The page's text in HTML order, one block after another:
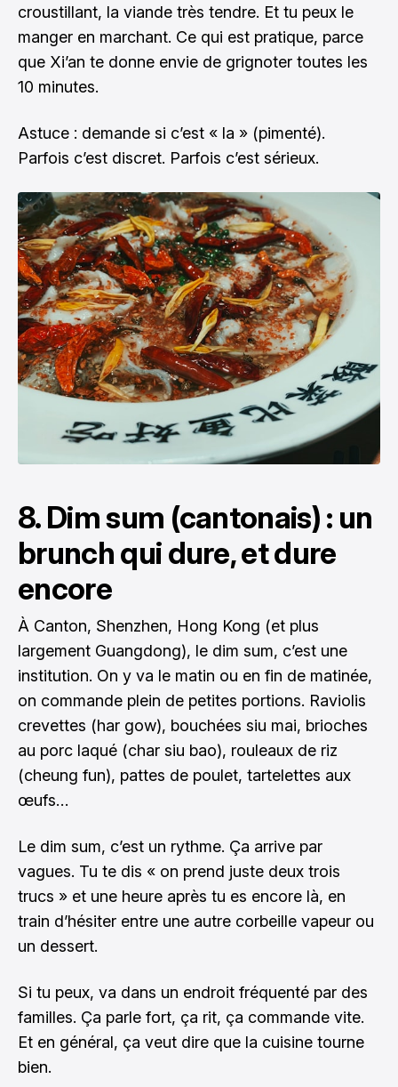
croustillant, la viande très tendre. Et tu peux le
manger en marchant. Ce qui est pratique, parce
que Xi’an te donne envie de grignoter toutes les
10 minutes.
Astuce : demande si c’est « la » (pimenté).
Parfois c’est discret. Parfois c’est sérieux.
8. Dim sum (cantonais) : un
brunch qui dure, et dure
encore
À Canton, Shenzhen, Hong Kong (et plus
largement Guangdong), le dim sum, c’est une
institution. On y va le matin ou en fin de matinée,
on commande plein de petites portions. Raviolis
crevettes (har gow), bouchées siu mai, brioches
au porc laqué (char siu bao), rouleaux de riz
(cheung fun), pattes de poulet, tartelettes aux
œufs…
Le dim sum, c’est un rythme. Ça arrive par
vagues. Tu te dis « on prend juste deux trois
trucs » et une heure après tu es encore là, en
train d’hésiter entre une autre corbeille vapeur ou
un dessert.
Si tu peux, va dans un endroit fréquenté par des
familles. Ça parle fort, ça rit, ça commande vite.
Et en général, ça veut dire que la cuisine tourne
bien.